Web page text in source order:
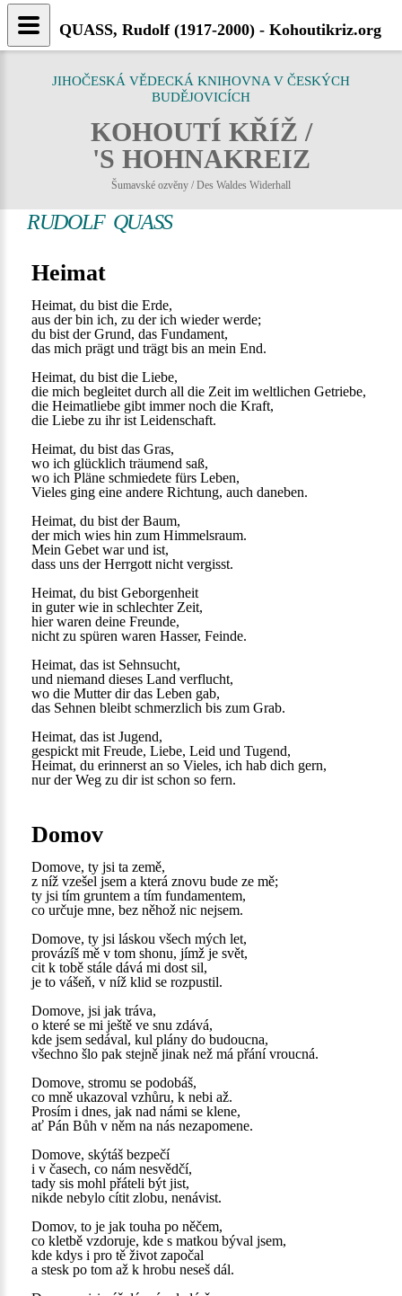
JIHOČESKÁ VĚDECKÁ KNIHOVNA V ČESKÝCH
BUDĚJOVICÍCH
KOHOUTÍ KŘÍŽ /
'S HOHNAKREIZ
Šumavské ozvěny / Des Waldes Widerhall
RUDOLF QUASS
Heimat
Heimat, du bist die Erde,
aus der bin ich, zu der ich wieder werde;
du bist der Grund, das Fundament,
das mich prägt und trägt bis an mein End.
Heimat, du bist die Liebe,
die mich begleitet durch all die Zeit im weltlichen Getriebe,
die Heimatliebe gibt immer noch die Kraft,
die Liebe zu ihr ist Leidenschaft.
Heimat, du bist das Gras,
wo ich glücklich träumend saß,
wo ich Pläne schmiedete fürs Leben,
Vieles ging eine andere Richtung, auch daneben.
Heimat, du bist der Baum,
der mich wies hin zum Himmelsraum.
Mein Gebet war und ist,
dass uns der Herrgott nicht vergisst.
Heimat, du bist Geborgenheit
in guter wie in schlechter Zeit,
hier waren deine Freunde,
nicht zu spüren waren Hasser, Feinde.
Heimat, das ist Sehnsucht,
und niemand dieses Land verflucht,
wo die Mutter dir das Leben gab,
das Sehnen bleibt schmerzlich bis zum Grab.
Heimat, das ist Jugend,
gespickt mit Freude, Liebe, Leid und Tugend,
Heimat, du erinnerst an so Vieles, ich hab dich gern,
nur der Weg zu dir ist schon so fern.
Domov
Domove, ty jsi ta země,
z níž vzešel jsem a která znovu bude ze mě;
ty jsi tím gruntem a tím fundamentem,
co určuje mne, bez něhož nic nejsem.
Domove, ty jsi láskou všech mých let,
provázíš mě v tom shonu, jímž je svět,
cit k tobě stále dává mi dost sil,
je to vášeň, v níž klid se rozpustil.
Domove, jsi jak tráva,
o které se mi ještě ve snu zdává,
kde jsem sedával, kul plány do budoucna,
všechno šlo pak stejně jinak než má přání vroucná.
Domove, stromu se podobáš,
co mně ukazoval vzhůru, k nebi až.
Prosím i dnes, jak nad námi se klene,
ať Pán Bůh v něm na nás nezapomene.
Domove, skýtáš bezpečí
i v časech, co nám nesvědčí,
tady sis mohl přáteli být jist,
nikde nebylo cítit zlobu, nenávist.
Domov, to je jak touha po něčem,
co kletbě vzdoruje, kde s matkou býval jsem,
kde kdys i pro tě život započal
a stesk po tom až k hrobu neseš dál.
QUASS, Rudolf (1917-2000) - Kohoutikriz.org